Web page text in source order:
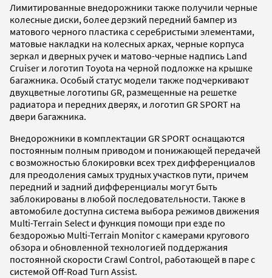
Лимитированные внедорожники также получили черные
колесные диски, более дерзкий передний бампер из
матового черного пластика с серебристыми элементами,
матовые накладки на колесных арках, черные корпуса
зеркал и дверных ручек и матово-черные надпись Land
Cruiser и логотип Toyota на черной подложке на крышке
багажника. Особый статус модели также подчеркивают
двухцветные логотипы GR, размещенные на решетке
радиатора и передних дверях, и логотип GR SPORT на
двери багажника.
Внедорожники в комплектации GR SPORT оснащаются
постоянным полным приводом и понижающей передачей
с возможностью блокировки всех трех дифференциалов
для преодоления самых трудных участков пути, причем
передний и задний дифференциалы могут быть
заблокированы в любой последовательности. Также в
автомобиле доступна система выбора режимов движения
Multi-Terrain Select и функция помощи при езде по
бездорожью Multi-Terrain Monitor с камерами кругового
обзора и обновленной технологией поддержания
постоянной скорости Crawl Control, работающей в паре с
системой Off-Road Turn Assist.